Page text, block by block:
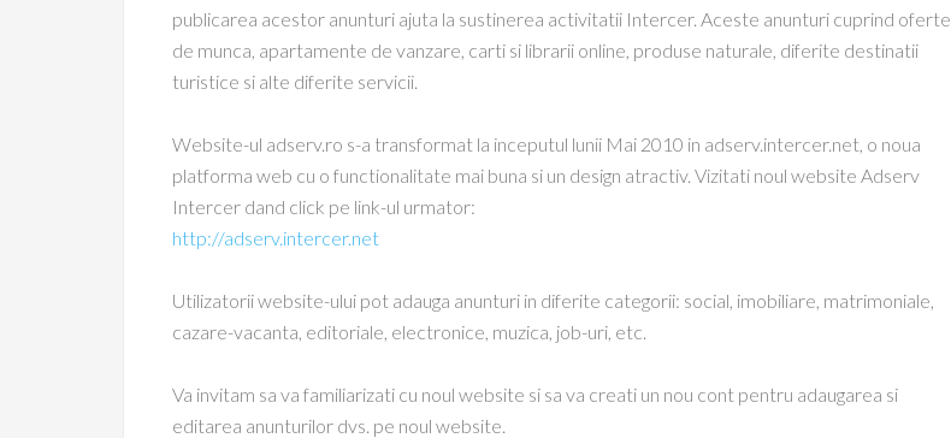
publicarea acestor anunturi ajuta la sustinerea activitatii Intercer. Aceste anunturi cuprind oferte
de munca, apartamente de vanzare, carti si librarii online, produse naturale, diferite destinatii
turistice si alte diferite servicii.
Website-ul adserv.ro s-a transformat la inceputul lunii Mai 2010 in adserv.intercer.net, o noua
platforma web cu o functionalitate mai buna si un design atractiv. Vizitati noul website Adserv
Intercer dand click pe link-ul urmator:
http://adserv.intercer.net
Utilizatorii website-ului pot adauga anunturi in diferite categorii: social, imobiliare, matrimoniale,
cazare-vacanta, editoriale, electronice, muzica, job-uri, etc.
Va invitam sa va familiarizati cu noul website si sa va creati un nou cont pentru adaugarea si
editarea anunturilor dvs. pe noul website.